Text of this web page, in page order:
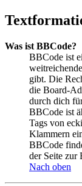
Was ist BBCode?
BBCode ist
gibt. Die
die Board-
durch dich
BBCode ist
Tags von
Klammern
BBCode
der Seite zur
Nach oben